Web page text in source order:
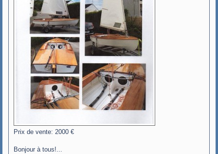
Prix de vente: 2000 €
Bonjour à tous!...